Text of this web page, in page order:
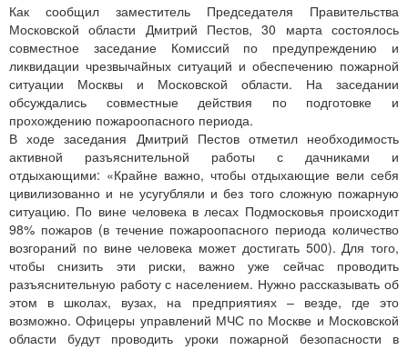
Как сообщил заместитель Председателя Правительства
Московской области Дмитрий Пестов, 30 марта состоялось
совместное заседание Комиссий по предупреждению и
ликвидации чрезвычайных ситуаций и обеспечению пожарной
ситуации Москвы и Московской области. На заседании
обсуждались совместные действия по подготовке и
прохождению пожароопасного периода.
В ходе заседания Дмитрий Пестов отметил необходимость
активной разъяснительной работы с дачниками и
отдыхающими: «Крайне важно, чтобы отдыхающие вели себя
цивилизованно и не усугубляли и без того сложную пожарную
ситуацию. По вине человека в лесах Подмосковья происходит
98% пожаров (в течение пожароопасного периода количество
возгораний по вине человека может достигать 500). Для того,
чтобы снизить эти риски, важно уже сейчас проводить
разъяснительную работу с населением. Нужно рассказывать об
этом в школах, вузах, на предприятиях – везде, где это
возможно. Офицеры управлений МЧС по Москве и Московской
области будут проводить уроки пожарной безопасности в